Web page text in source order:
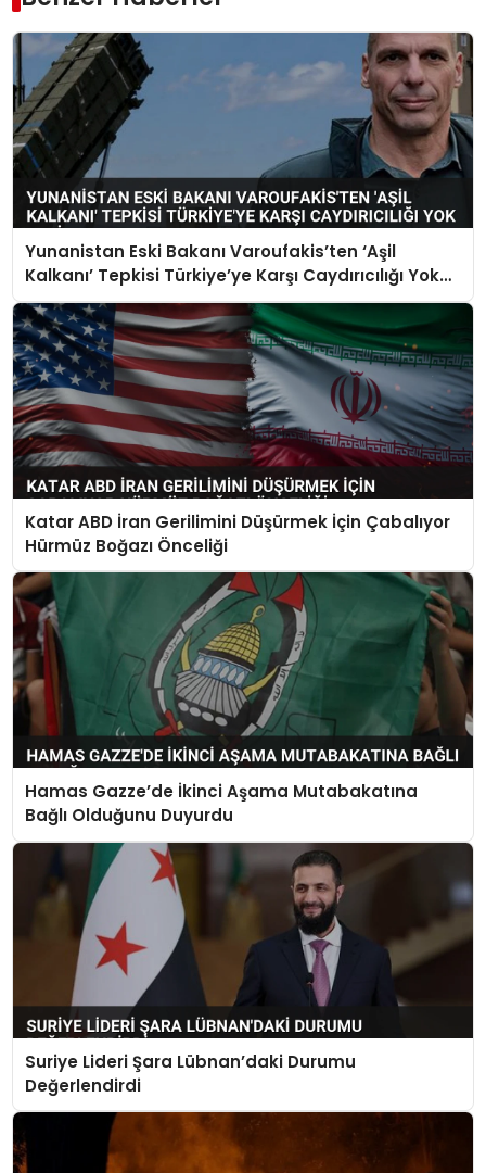
Yunanistan Eski Bakanı Varoufakis’ten ‘Aşil
Kalkanı’ Tepkisi Türkiye’ye Karşı Caydırıcılığı Yok
Dedi
Katar ABD İran Gerilimini Düşürmek İçin Çabalıyor
Hürmüz Boğazı Önceliği
Hamas Gazze’de İkinci Aşama Mutabakatına
Bağlı Olduğunu Duyurdu
Suriye Lideri Şara Lübnan’daki Durumu
Değerlendirdi